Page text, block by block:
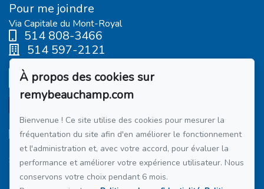
Pour me joindre
Via Capitale du Mont-Royal
514 808-3466
514 597-2121
Écrivez-moi un courriel
Suivez-moi sur Facebook !
Membre du réseau :Via Capitale
À propos des cookies sur
remybeauchamp.com
Bienvenue ! Ce site utilise des cookies pour mesurer la
fréquentation du site afin d'en améliorer le fonctionnement
et l'administration et, avec votre accord, pour évaluer la
performance et améliorer votre expérience utilisateur. Nous
conservons votre choix pendant 6 mois.